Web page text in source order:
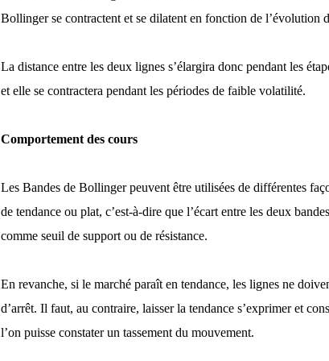
Bollinger se contractent et se dilatent en fonction de l’évolution
La distance entre les deux lignes s’élargira donc pendant les
et elle se contractera pendant les périodes de faible volatilité.
Comportement des cours
Les Bandes de Bollinger peuvent être utilisées de différentes
de tendance ou plat, c’est-à-dire que l’écart entre les deux
comme seuil de support ou de résistance.
En revanche, si le marché paraît en tendance, les lignes ne
d’arrêt. Il faut, au contraire, laisser la tendance s’exprimer et
l’on puisse constater un tassement du mouvement.